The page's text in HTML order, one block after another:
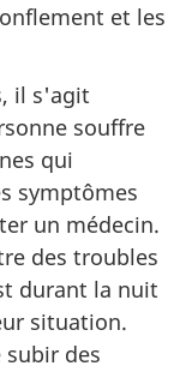
et les
il s'agit
souffre
qui
symptômes
un médecin.
des troubles
durant la nuit
situation.
subir des